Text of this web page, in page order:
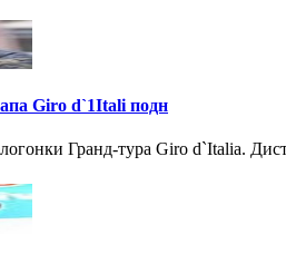
Giro d`1Itali подн
Гранд-тура Giro d`Italia.